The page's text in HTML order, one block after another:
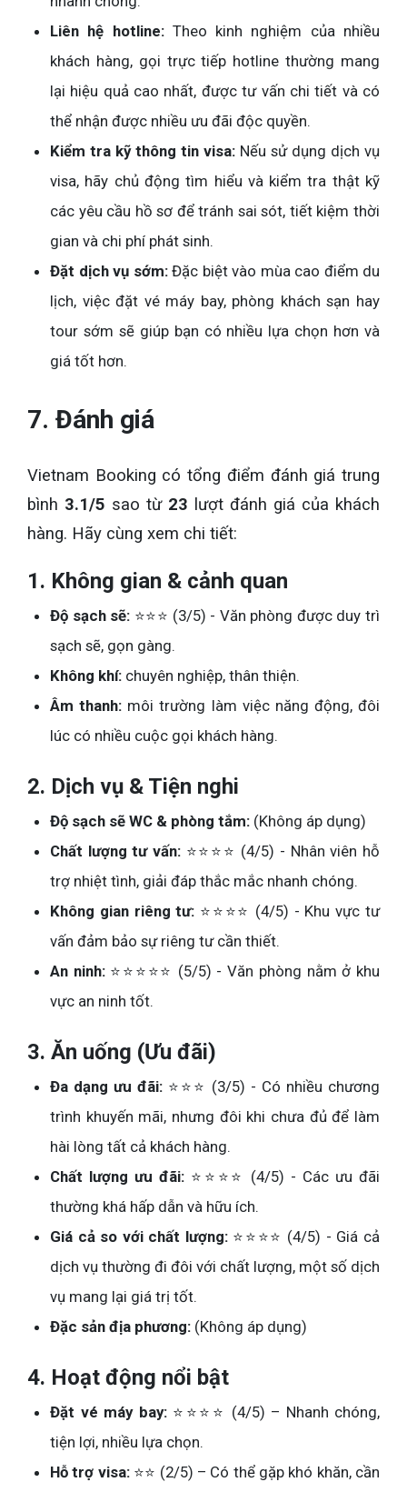
Liên hệ hotline:Theo kinh nghiệm của nhiều
khách hàng, gọi trực tiếp hotline thường mang
lại hiệu quả cao nhất, được tư vấn chi tiết và có
thể nhận được nhiều ưu đãi độc quyền.
Kiểm tra kỹ thông tin visa: Nếu sử dụng dịch vụ
visa, hãy chủ động tìm hiểu và kiểm tra thật kỹ
các yêu cầu hồ sơ để tránh sai sót, tiết kiệm thời
gian và chi phí phát sinh.
Đặt dịch vụ sớm:Đặc biệt vào mùa cao điểm du
lịch, việc đặt vé máy bay, phòng khách sạn hay
tour sớm sẽ giúp bạn có nhiều lựa chọn hơn và
giá tốt hơn.
7. Đánh giá
Vietnam Booking có tổng điểm đánh giá trung
bình 3.1/5 sao từ 23 lượt đánh giá của khách
hàng. Hãy cùng xem chi tiết:
1. Không gian & cảnh quan
Độ sạch sẽ: ⭐⭐⭐ (3/5) - Văn phòng được duy trì
sạch sẽ, gọn gàng.
Không khí: chuyên nghiệp, thân thiện.
Âm thanh: môi trường làm việc năng động, đôi
lúc có nhiều cuộc gọi khách hàng.
2. Dịch vụ & Tiện nghi
Độ sạch sẽ WC & phòng tắm: (Không áp dụng)
Chất lượng tư vấn: ⭐⭐⭐⭐ (4/5) - Nhân viên hỗ
trợ nhiệt tình, giải đáp thắc mắc nhanh chóng.
Không gian riêng tư: ⭐⭐⭐⭐ (4/5) - Khu vực tư
vấn đảm bảo sự riêng tư cần thiết.
An ninh:⭐⭐⭐⭐⭐ (5/5) - Văn phòng nằm ở khu
vực an ninh tốt.
3. Ăn uống (Ưu đãi)
Đa dạng ưu đãi: ⭐⭐⭐ (3/5) - Có nhiều chương
trình khuyến mãi, nhưng đôi khi chưa đủ để làm
hài lòng tất cả khách hàng.
Chất lượng ưu đãi:⭐⭐⭐⭐ (4/5) - Các ưu đãi
thường khá hấp dẫn và hữu ích.
Giá cả so với chất lượng:⭐⭐⭐⭐ (4/5) - Giá cả
dịch vụ thường đi đôi với chất lượng, một số dịch
vụ mang lại giá trị tốt.
Đặc sản địa phương: (Không áp dụng)
4. Hoạt động nổi bật
Đặt vé máy bay:⭐⭐⭐⭐ (4/5) – Nhanh chóng,
tiện lợi, nhiều lựa chọn.
Hỗ trợ visa:⭐⭐ (2/5) – Có thể gặp khó khăn, cần